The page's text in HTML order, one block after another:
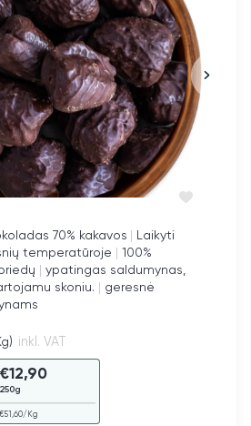
70% kakavos | Laikyti
temperatūroje | 100%
| ypatingas saldumynas,
skoniu. | geresnė
inkl. VAT
€12,90
250g
€51,60/Kg